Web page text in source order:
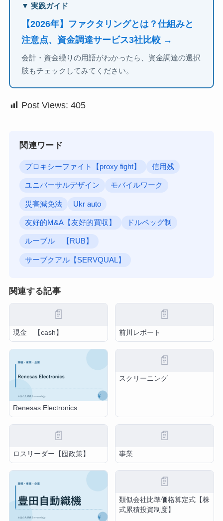
▼ 実践ガイド
【2026年】ファクタリングとは？仕組みと
注意点、資金調達サービス3社比較 →
会計・資金繰りの用語がわかったら、資金調達の選択
肢もチェックしてみてください。
Post Views: 405
関連ワード
プロキシーファイト【proxy fight】 信用残
ユニバーサルデザイン モバイルワーク
災害減免法 Ukr auto
友好的M&A【友好的買収】 ドルペッグ制
ルーブル 【RUB】
サーブクアル【SERVQUAL】
関連する記事
📄
現金 【cash】
📄
前川レポート
Renesas Electronics
📄
スクリーニング
📄
ロスリーダー【囮政策】
📄
事業
📄
類似会社比準価格算定式【株
式累積投資制度】